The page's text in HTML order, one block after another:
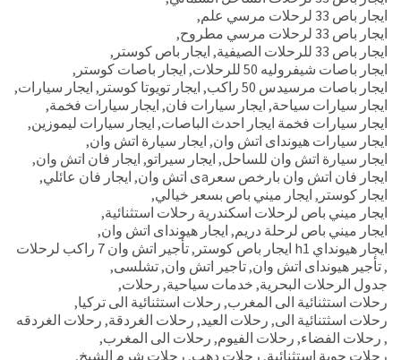
ايجار باص 33 لرحلات مرسي علم
,
ايجار باص 33 لرحلات مرسي مطروح
,
ايجار باص 33 للرحلات الصيفية
, ايجار باص كوستر ,
ايجار باصات شيفروليه 50 للرحلات
, ايجار باصات كوستر ,
ايجار باصات مرسيدس 50 راكب
, ايجار تويوتا كوستر , ايجار سيارات,
ايجار سيارات سياحة, ايجار سيارات فان, ايجار سيارات فخمة,
ايجار سيارات فخمة ايجار احدث الباصات, ايجار سيارات ليموزين,
ايجار سيارات هيونداى اتش وان, ايجار سيارة اتش وان,
ايجار سيارة اتش وان للساحل, ايجار سيراتو, ايجار فان اتش وان,
ايجار فان اتش وان بارخص سعرaى اتش وان
, ايجار فان عائلي,
ايجار كوستر , ايجار ميني باص بسعر خيالي,
ايجار ميني باص لرحلات اسكندرية رحلات استثنائية,
ايجار ميني باص لرحلة دريم, ايجار هيونداى اتش وان,
ايجار هيونداي h1 ايجار باص كوستر
,تأجير اتش وان 7 راكب لرحلات
,تأجير هيونداى اتش وان,تاجير اتش وان,تشلسى,
جدول الرحلات البحرية, خدمات سياحية, رحلات,
رحلات استثنائية الى المغرب, رحلات استثنائية الى تركيا,
رحلات اسثتنائية الى, رحلات العيد, رحلات الغردقة, رحلات الغردقه
, رحلات الفضاء, رحلات الفيوم, رحلات الى المغرب,
رحلات جوية استثنائية, رحلات دهب, رحلات شرم الشيخ,